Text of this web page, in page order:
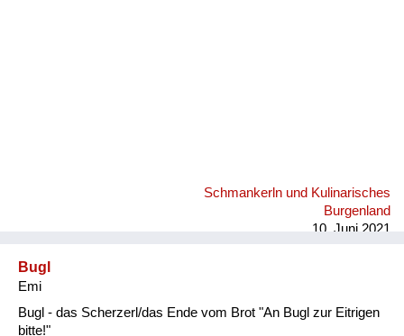
Schmankerln und Kulinarisches
Burgenland
10. Juni 2021
Bugl
Emi
Bugl - das Scherzerl/das Ende vom Brot "An Bugl zur Eitrigen
bitte!"